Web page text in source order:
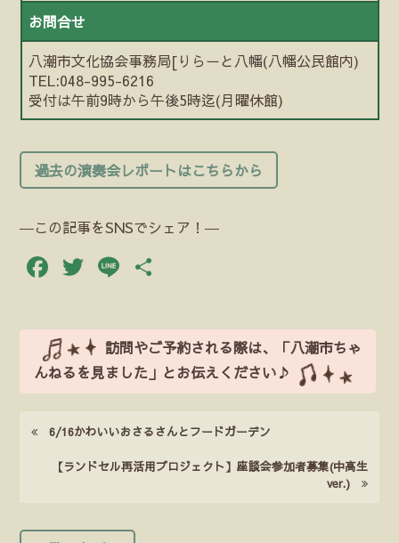
お問合せ
八潮市文化協会事務局[りらーと八幡(八幡公民館内)
TEL:048-995-6216
受付は午前9時から午後5時迄(月曜休館)
過去の演奏会レポートはこちらから
―この記事をSNSでシェア！―
Facebook
Twitter
Line
訪問やご予約される際は、「八潮市ちゃ
んねるを見ました」とお伝えください♪
6/16かわいいおさるさんとフードガーデン
【ランドセル再活用プロジェクト】座談会参加者募集(中高生
ver.)